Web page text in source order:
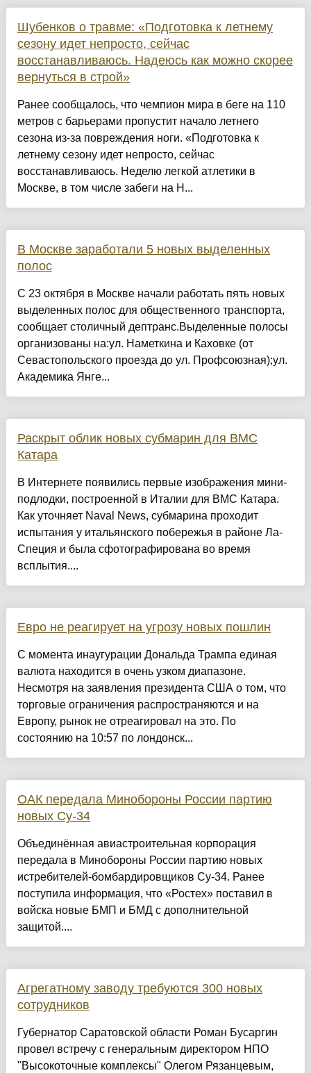
Шубенков о травме: «Подготовка к летнему
сезону идет непросто, сейчас
восстанавливаюсь. Надеюсь как можно скорее
вернуться в строй»
Ранее сообщалось, что чемпион мира в беге на 110
метров с барьерами пропустит начало летнего
сезона из-за повреждения ноги. «Подготовка к
летнему сезону идет непросто, сейчас
восстанавливаюсь. Неделю легкой атлетики в
Москве, в том числе забеги на Н...
В Москве заработали 5 новых выделенных
полос
С 23 октября в Москве начали работать пять новых
выделенных полос для общественного транспорта,
сообщает столичный дептранс.Выделенные полосы
организованы на:ул. Наметкина и Каховке (от
Севастопольского проезда до ул. Профсоюзная);ул.
Академика Янге...
Раскрыт облик новых субмарин для ВМС
Катара
В Интернете появились первые изображения мини-
подлодки, построенной в Италии для ВМС Катара.
Как уточняет Naval News, субмарина проходит
испытания у итальянского побережья в районе Ла-
Специя и была сфотографирована во время
всплытия....
Евро не реагирует на угрозу новых пошлин
С момента инаугурации Дональда Трампа единая
валюта находится в очень узком диапазоне.
Несмотря на заявления президента США о том, что
торговые ограничения распространяются и на
Европу, рынок не отреагировал на это. По
состоянию на 10:57 по лондонск...
ОАК передала Минобороны России партию
новых Су-34
Объединённая авиастроительная корпорация
передала в Минобороны России партию новых
истребителей-бомбардировщиков Су-34. Ранее
поступила информация, что «Ростех» поставил в
войска новые БМП и БМД с дополнительной
защитой....
Агрегатному заводу требуются 300 новых
сотрудников
Губернатор Саратовской области Роман Бусаргин
провел встречу с генеральным директором НПО
"Высокоточные комплексы" Олегом Рязанцевым,